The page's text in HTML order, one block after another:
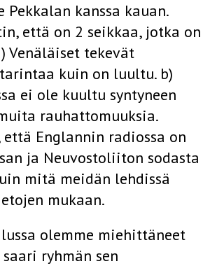
Pekkalan kanssa kauan.
että on 2 seikkaa, jotka on
Venäläiset tekevät
kuin on luultu. b)
ei ole kuultu syntyneen
rauhattomuuksia.
että Englannin radiossa on
ja Neuvostoliiton sodasta
mitä meidän lehdissä
mukaan.
olemme miehittäneet
ryhmän sen